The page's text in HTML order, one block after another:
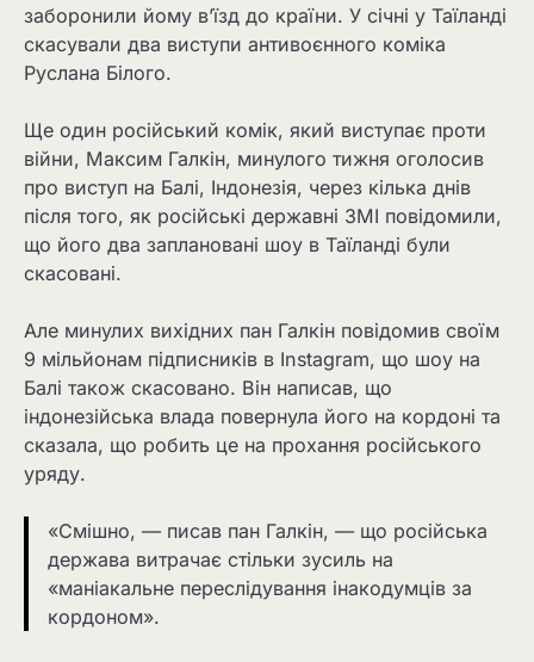
заборонили йому в’їзд до країни. У січні у Таїланді
скасували два виступи антивоєнного коміка
Руслана Білого.
Ще один російський комік, який виступає проти
війни, Максим Галкін, минулого тижня оголосив
про виступ на Балі, Індонезія, через кілька днів
після того, як російські державні ЗМІ повідомили,
що його два заплановані шоу в Таїланді були
скасовані.
Але минулих вихідних пан Галкін повідомив своїм
9 мільйонам підписників в Instagram, що шоу на
Балі також скасовано. Він написав, що
індонезійська влада повернула його на кордоні та
сказала, що робить це на прохання російського
уряду.
«Смішно, — писав пан Галкін, — що російська
держава витрачає стільки зусиль на
«маніакальне переслідування інакодумців за
кордоном».